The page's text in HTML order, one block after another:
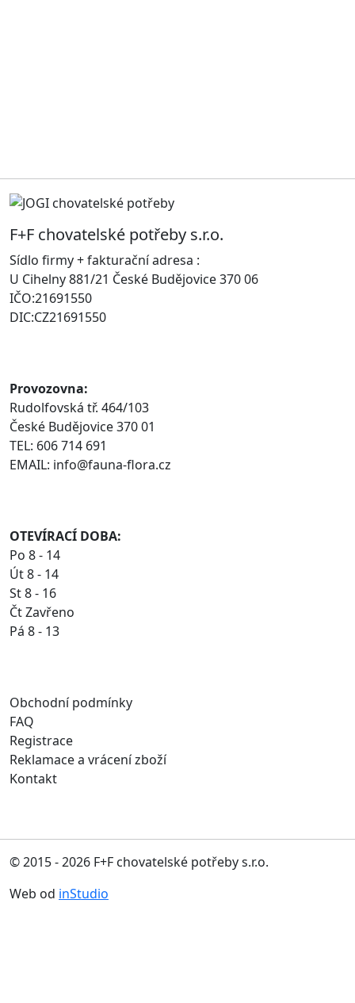
F+F chovatelské potřeby s.r.o.
Sídlo firmy + fakturační adresa :
U Cihelny 881/21 České Budějovice 370 06
IČO:21691550
DIC:CZ21691550
Provozovna:
Rudolfovská tř. 464/103
České Budějovice 370 01
TEL: 606 714 691
EMAIL: info@fauna-flora.cz
OTEVÍRACÍ DOBA:
Po 8 - 14
Út 8 - 14
St 8 - 16
Čt Zavřeno
Pá 8 - 13
Obchodní podmínky
FAQ
Registrace
Reklamace a vrácení zboží
Kontakt
© 2015 - 2026 F+F chovatelské potřeby s.r.o.
Web od inStudio